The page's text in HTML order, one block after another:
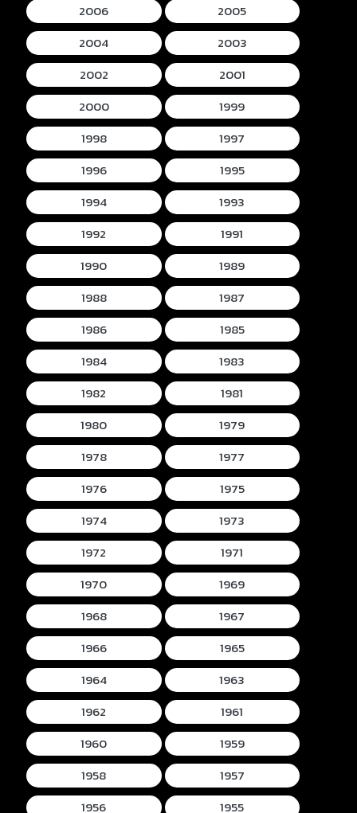
2006
2005
2004
2003
2002
2001
2000
1999
1998
1997
1996
1995
1994
1993
1992
1991
1990
1989
1988
1987
1986
1985
1984
1983
1982
1981
1980
1979
1978
1977
1976
1975
1974
1973
1972
1971
1970
1969
1968
1967
1966
1965
1964
1963
1962
1961
1960
1959
1958
1957
1956
1955